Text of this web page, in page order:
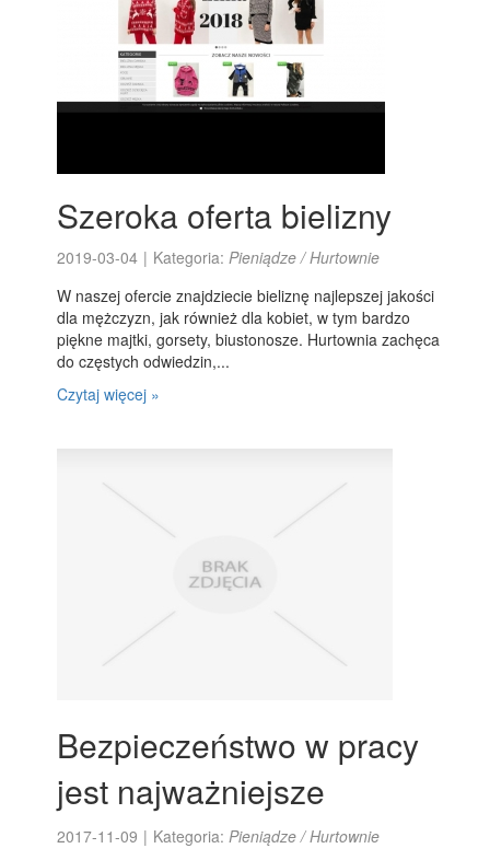
Szeroka oferta bielizny
2019-03-04 | Kategoria:Pieniądze / Hurtownie
W naszej ofercie znajdziecie bieliznę najlepszej jakości
dla mężczyzn, jak również dla kobiet, w tym bardzo
piękne majtki, gorsety, biustonosze. Hurtownia zachęca
do częstych odwiedzin,...
Czytaj więcej »
Bezpieczeństwo w pracy
jest najważniejsze
2017-11-09 | Kategoria:Pieniądze / Hurtownie